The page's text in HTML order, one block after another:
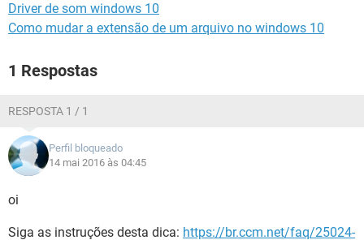
Driver de som windows 10
Como mudar a extensão de um arquivo no windows 10
1 Respostas
RESPOSTA 1 / 1
Perfil bloqueado
14 mai 2016 às 04:45
oi
Siga as instruções desta dica: https://br.ccm.net/faq/25024-